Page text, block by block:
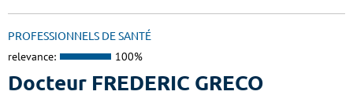
PROFESSIONNELS DE SANTÉ
relevance: 100%
Docteur FREDERIC GRECO